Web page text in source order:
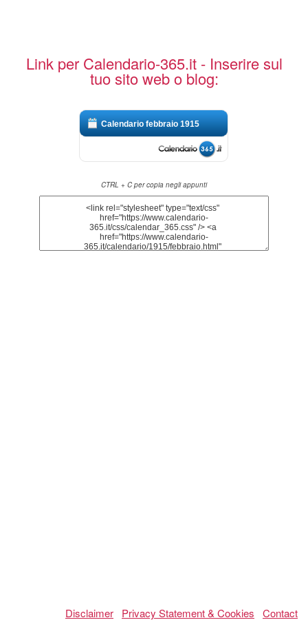
Link per Calendario-365.it - Inserire sul
tuo sito web o blog:
Calendario febbraio 1915
CTRL + C per copia negli appunti
Disclaimer Privacy Statement & Cookies Contact